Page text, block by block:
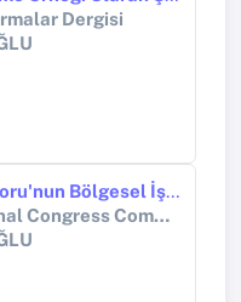
Dergisi
Zengezur Koridoru'nun Bölgesel İş Birliği ve İstikrar Açısından Önemi
CEO International Congress Communication Economics Organization